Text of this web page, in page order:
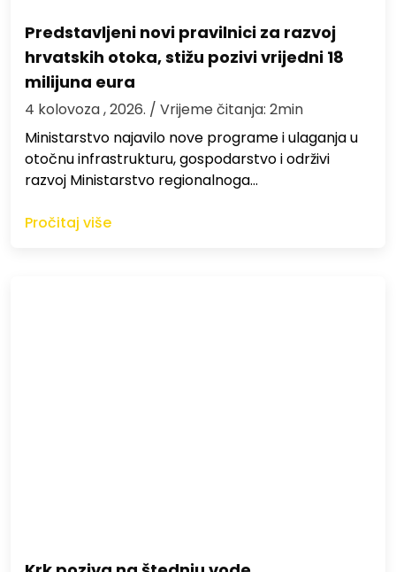
Predstavljeni novi pravilnici za razvoj
hrvatskih otoka, stižu pozivi vrijedni 18
milijuna eura
4 kolovoza , 2026. / Vrijeme čitanja: 2min
Ministarstvo najavilo nove programe i ulaganja u
otočnu infrastrukturu, gospodarstvo i održivi
razvoj Ministarstvo regionalnoga…
Pročitaj više